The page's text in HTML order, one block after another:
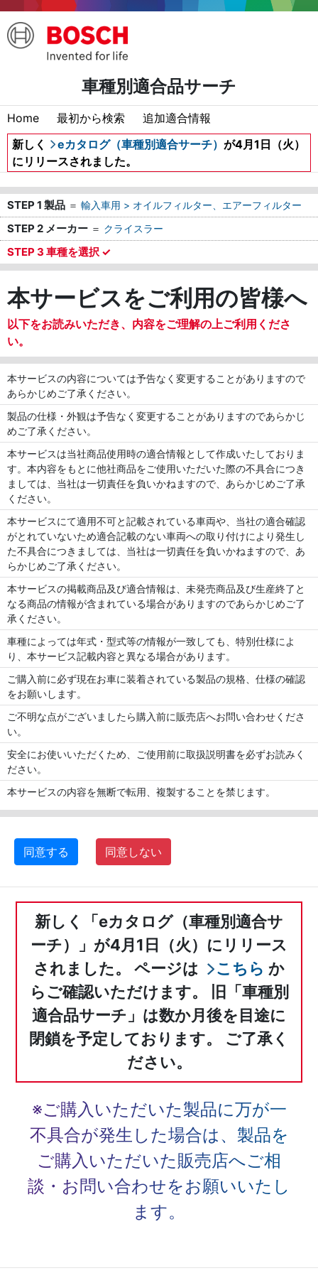
車種別適合品サーチ
Home 最初から検索
追加適合情報
新しく
eカタログ（車種別適合サーチ） が4月1日（火）
にリリースされました。
STEP 1 製品 ＝ 輸入車用 > オイルフィルター、エアーフィルター
STEP 2 メーカー ＝ クライスラー
STEP 3 車種を選択 ✓
本サービスをご利用の皆様へ
以下をお読みいただき、内容をご理解の上ご利用くださ
い。
本サービスの内容については予告なく変更することがありますので
あらかじめご了承ください。
製品の仕様・外観は予告なく変更することがありますのであらかじ
めご了承ください。
本サービスは当社商品使用時の適合情報として作成いたしておりま
す。本内容をもとに他社商品をご使用いただいた際の不具合につき
ましては、当社は一切責任を負いかねますので、あらかじめご了承
ください。
本サービスにて適用不可と記載されている車両や、当社の適合確認
がとれていないため適合記載のない車両への取り付けにより発生し
た不具合につきましては、当社は一切責任を負いかねますので、あ
らかじめご了承ください。
本サービスの掲載商品及び適合情報は、未発売商品及び生産終了と
なる商品の情報が含まれている場合がありますのであらかじめご了
承ください。
車種によっては年式・型式等の情報が一致しても、特別仕様によ
り、本サービス記載内容と異なる場合があります。
ご購入前に必ず現在お車に装着されている製品の規格、仕様の確認
をお願いします。
ご不明な点がございましたら購入前に販売店へお問い合わせくださ
い。
安全にお使いいただくため、ご使用前に取扱説明書を必ずお読みく
ださい。
本サービスの内容を無断で転用、複製することを禁じます。
同意する 同意しない
新しく「eカタログ（車種別適合サ
ーチ）」が4月1日（火）にリリース
されました。
ページは こちら か
らご確認いただけます。
旧「車種別
適合品サーチ」は数か月後を目途に
閉鎖を予定しております。
ご了承く
ださい。
※ご購入いただいた製品に万が一
不具合が発生した場合は、 製品を
ご購入いただいた販売店へご相
談・お問い合わせをお願いいたし
ます。